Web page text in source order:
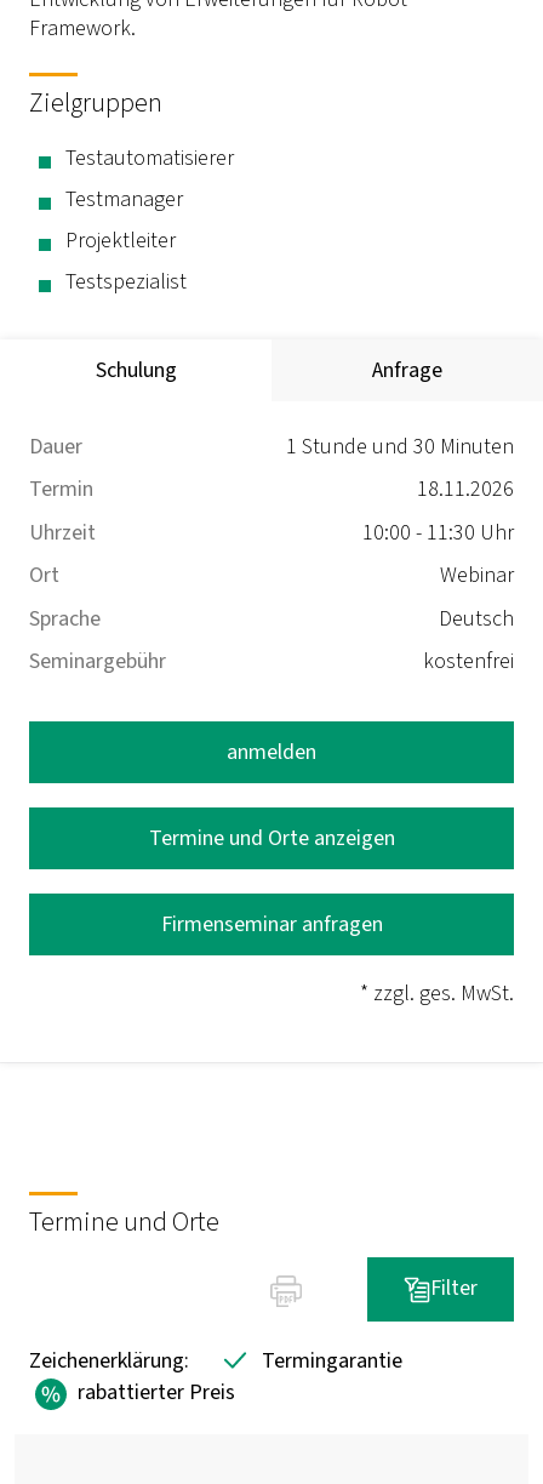
Schulung Anfrage
Dauer
1 Stunde und 30 Minuten
Termin
18.11.2026
Uhrzeit
10:00 - 11:30 Uhr
Ort
Webinar
Sprache
Deutsch
Seminargebühr
kostenfrei
anmelden
Termine und Orte anzeigen
Firmenseminar anfragen
* zzgl. ges. MwSt.
Framework.
Zielgruppen
Testautomatisierer
Testmanager
Projektleiter
Testspezialist
Termine und Orte
Filter
Zeichenerklärung:
Termingarantie
rabattierter Preis